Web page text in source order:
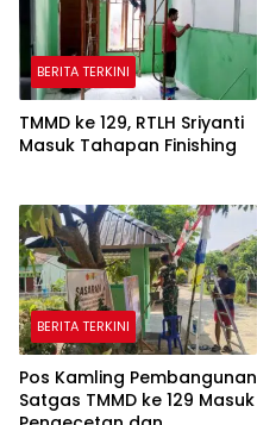
BERITA TERKINI
TMMD ke 129, RTLH Sriyanti
Masuk Tahapan Finishing
BERITA TERKINI
Pos Kamling Pembangunan
Satgas TMMD ke 129 Masuk